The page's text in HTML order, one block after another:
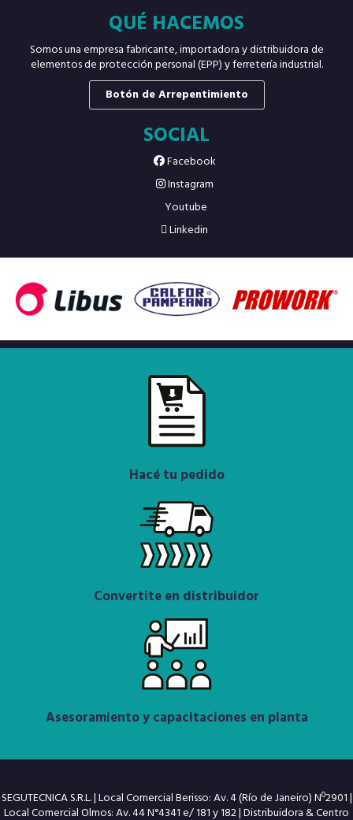
QUÉ HACEMOS
Somos una empresa fabricante, importadora y distribuidora de
elementos de protección personal (EPP) y ferretería industrial.
Botón de Arrepentimiento
SOCIAL
Facebook
Instagram
Youtube
Linkedin
Hacé tu pedido
Convertite en distribuidor
Asesoramiento y capacitaciones en planta
SEGUTECNICA S.R.L. | Local Comercial Berisso: Av. 4 (Río de Janeiro) Nº2901 |
Local Comercial Olmos: Av. 44 N°4341 e/ 181 y 182 | Distribuidora & Centro